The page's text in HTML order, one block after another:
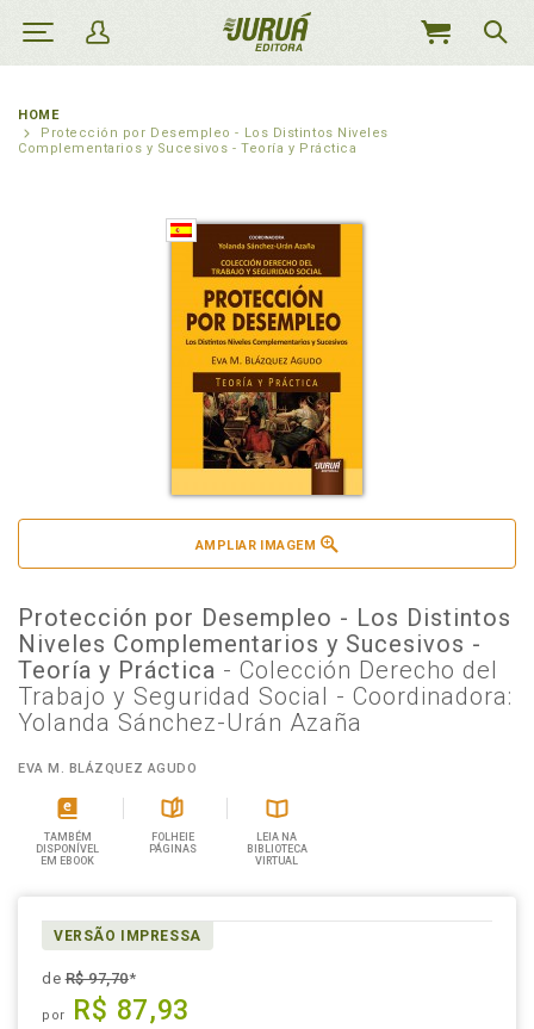
MEU
HOME
Protección por Desempleo - Los Distintos Niveles
Complementarios y Sucesivos - Teoría y Práctica
AMPLIAR IMAGEM
Protección por Desempleo - Los Distintos
Niveles Complementarios y Sucesivos -
Teoría y Práctica - Colección Derecho del
Trabajo y Seguridad Social - Coordinadora:
Yolanda Sánchez-Urán Azaña
EVA M. BLÁZQUEZ AGUDO
TAMBÉM
DISPONÍVEL
EM EBOOK
FOLHEIE
PÁGINAS
LEIA NA
BIBLIOTECA
VIRTUAL
VERSÃO IMPRESSA
deR$ 97,70*
por R$ 87,93